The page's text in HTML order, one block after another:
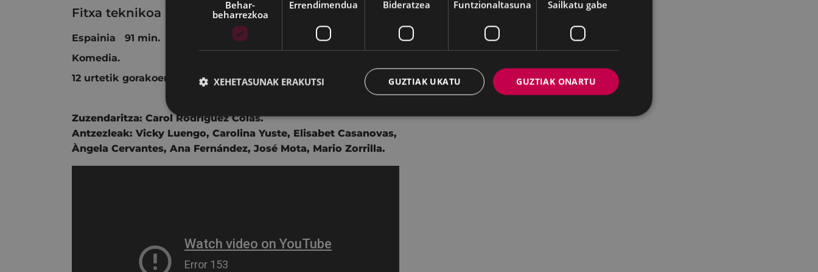
Fitxa teknikoa
Espainia 91 min. 2021
Komedia.
12 urtetik gorakoentzat.
Zuzendaritza: Carol Rodríguez Colás.
Antzezleak: Vicky Luengo, Carolina Yuste, Elisabet Casanovas,
Àngela Cervantes, Ana Fernández, José Mota, Mario Zorrilla.
Behar-
beharrezkoa
Errendimendua Bideratzea Funtzionaltasuna Sailkatu gabe
GUZTIAK ONARTU
GUZTIAK UKATU
XEHETASUNAK ERAKUTSI